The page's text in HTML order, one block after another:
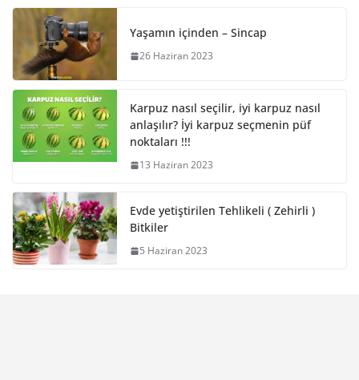
Yaşamın içinden – Sincap
26 Haziran 2023
Karpuz nasıl seçilir, iyi karpuz nasıl
anlaşılır? İyi karpuz seçmenin püf
noktaları !!!
13 Haziran 2023
Evde yetiştirilen Tehlikeli ( Zehirli )
Bitkiler
5 Haziran 2023